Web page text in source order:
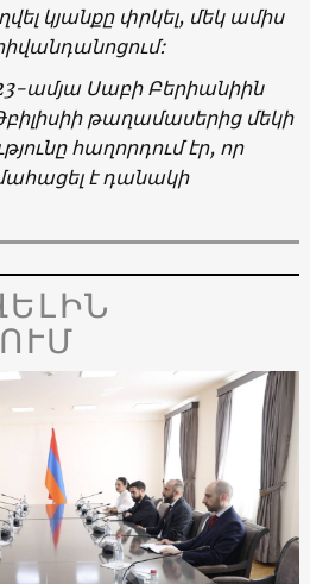
կյանքը փրկել, մեկ ամիս
ամյա Սաբի Բերիանիին
թաղամասերից մեկի
հաղորդում էր, որ
է դանակի